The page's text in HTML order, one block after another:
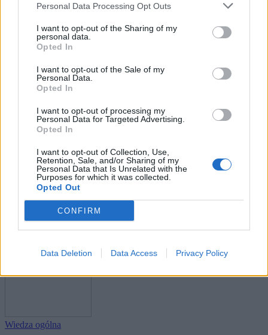
Personal Data Processing Opt Outs
I want to opt-out of the Sharing of my
personal data.
Opted In
I want to opt-out of the Sale of my
Personal Data.
Opted In
I want to opt-out of processing my
Personal Data for Targeted Advertising.
Opted In
I want to opt-out of Collection, Use,
Retention, Sale, and/or Sharing of my
Personal Data that Is Unrelated with the
Purposes for which it was collected.
Opted Out
CONFIRM
Data Deletion Data Access Privacy Policy
Wiedza ogólna
"Biedny" quiz wiedzy ogólnej -
sprawdzisz się...
Wiedza ogólna
"Bogaty" quiz wiedzy ogólnej -
Wiedza ogólna